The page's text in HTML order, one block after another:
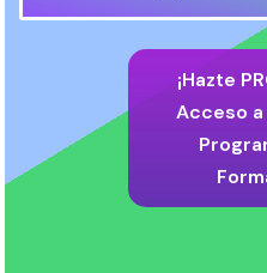
¡Hazte
Acceso